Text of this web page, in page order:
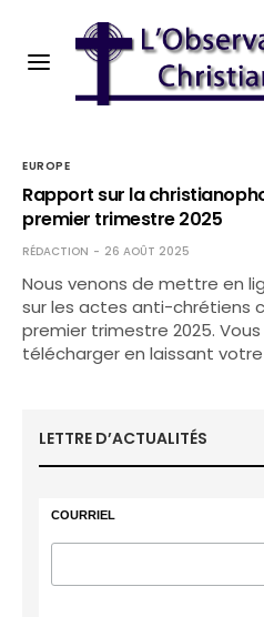
EUROPE
Rapport sur la
premier trimestre 2025
RÉDACTION 26 AOÛT 2025
Nous venons de mettre en
sur les actes anti-chrétiens
premier trimestre 2025.
télécharger en laissant
LETTRE D’ACTUALITÉS
COURRIEL